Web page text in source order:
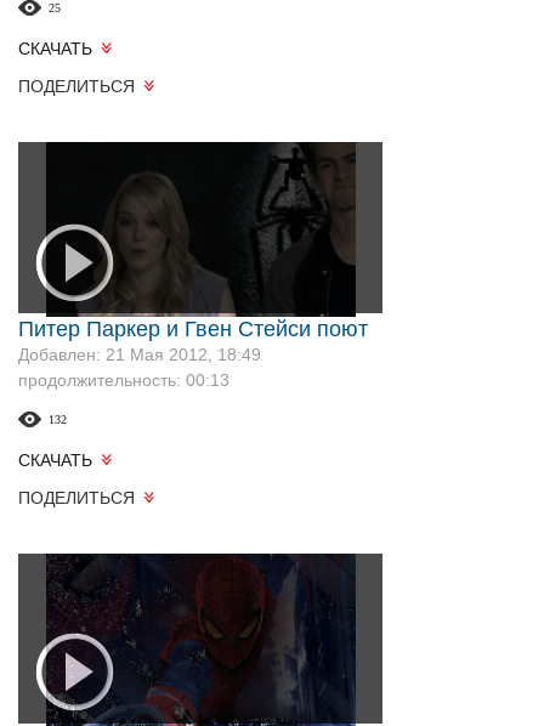
25
СКАЧАТЬ
ПОДЕЛИТЬСЯ
Питер Паркер и Гвен Стейси поют
Добавлен: 21 Мая 2012, 18:49
продолжительность: 00:13
132
СКАЧАТЬ
ПОДЕЛИТЬСЯ